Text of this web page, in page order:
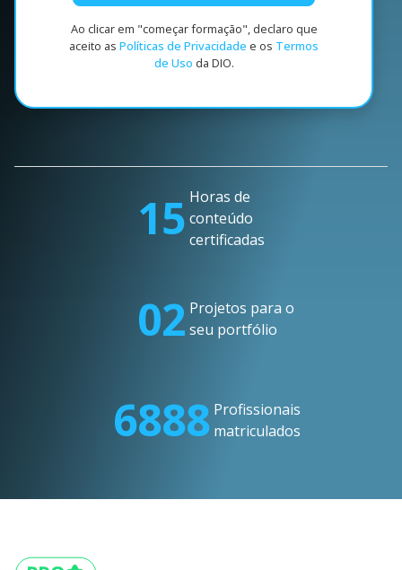
Ao clicar em "começar formação", declaro que
aceito as Políticas de Privacidade e os Termos
de Uso da DIO.
15 Horas de
conteúdo
certificadas
02 Projetos para o
seu portfólio
6888 Profissionais
matriculados